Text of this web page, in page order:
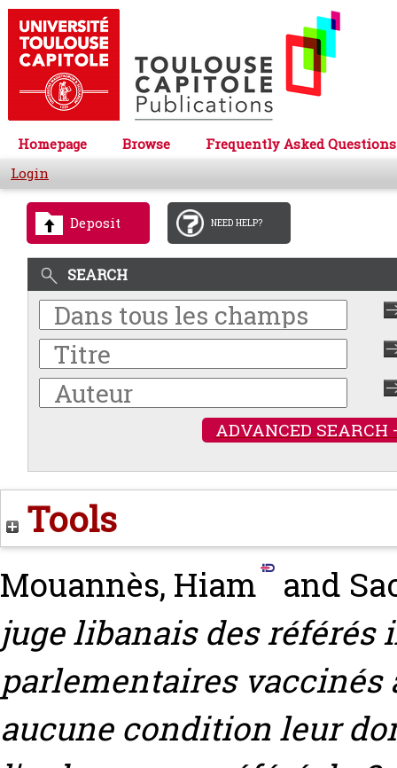
Homepage Browse
Frequently Asked Questions
Login
Deposit NEED HELP?
SEARCH
ADVANCED SEARCH
Tools
Mouannès, Hiam and
juge libanais des
parlementaires
aucune condition leur